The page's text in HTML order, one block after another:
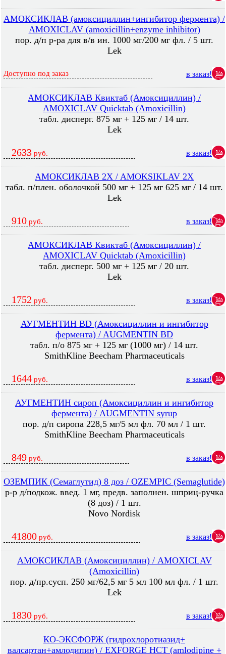
АМОКСИКЛАВ (амоксициллин+ингибитор фермента) /
AMOXICLAV (amoxicillin+enzyme inhibitor)
пор. д/п р-ра для в/в ин. 1000 мг/200 мг фл. / 5 шт.
Lek
Доступно под заказ в заказ!
АМОКСИКЛАВ Квиктаб (Амоксициллин) /
AMOXICLAV Quicktab (Amoxicillin)
табл. дисперг. 875 мг + 125 мг / 14 шт.
Lek
2633 руб. в заказ!
АМОКСИКЛАВ 2X / AMOKSIKLAV 2X
табл. п/плен. оболочкой 500 мг + 125 мг 625 мг / 14 шт.
Lek
910 руб. в заказ!
АМОКСИКЛАВ Квиктаб (Амоксициллин) /
AMOXICLAV Quicktab (Amoxicillin)
табл. дисперг. 500 мг + 125 мг / 20 шт.
Lek
1752 руб. в заказ!
АУГМЕНТИН BD (Амоксициллин и ингибитор
фермента) / AUGMENTIN BD
табл. п/о 875 мг + 125 мг (1000 мг) / 14 шт.
SmithKline Beecham Pharmaceuticals
1644 руб. в заказ!
АУГМЕНТИН сироп (Амоксициллин и ингибитор
фермента) / AUGMENTIN syrup
пор. д/п сиропа 228,5 мг/5 мл фл. 70 мл / 1 шт.
SmithKline Beecham Pharmaceuticals
849 руб. в заказ!
ОЗЕМПИК (Семаглутид) 8 доз / OZEMPIC (Semaglutide)
р-р д/подкож. введ. 1 мг, предв. заполнен. шприц-ручка
(8 доз) / 1 шт.
Novo Nordisk
41800 руб. в заказ!
АМОКСИКЛАВ (Амоксициллин) / AMOXICLAV
(Amoxicillin)
пор. д/пр.сусп. 250 мг/62,5 мг 5 мл 100 мл фл. / 1 шт.
Lek
1830 руб. в заказ!
КО-ЭКСФОРЖ (гидрохлоротиазид+
валсартан+амлодипин) / EXFORGE HCT (amlodipine +